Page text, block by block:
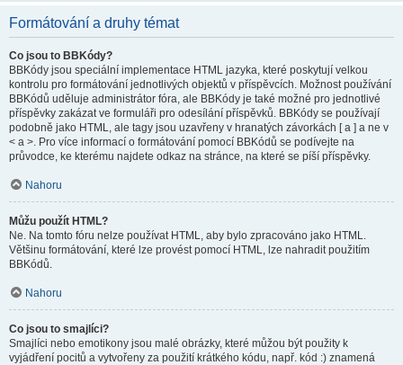
Formátování a druhy témat
Co jsou to BBKódy?
BBKódy jsou speciální implementace HTML jazyka, které poskytují velkou
kontrolu pro formátování jednotlivých objektů v příspěvcích. Možnost používání
BBKódů uděluje administrátor fóra, ale BBKódy je také možné pro jednotlivé
příspěvky zakázat ve formuláři pro odesílání příspěvků. BBKódy se používají
podobně jako HTML, ale tagy jsou uzavřeny v hranatých závorkách [ a ] a ne v
< a >. Pro více informací o formátování pomocí BBKódů se podívejte na
průvodce, ke kterému najdete odkaz na stránce, na které se píší příspěvky.
Nahoru
Můžu použít HTML?
Ne. Na tomto fóru nelze používat HTML, aby bylo zpracováno jako HTML.
Většinu formátování, které lze provést pomocí HTML, lze nahradit použitím
BBKódů.
Nahoru
Co jsou to smajlíci?
Smajlíci nebo emotikony jsou malé obrázky, které můžou být použity k
vyjádření pocitů a vytvořeny za použití krátkého kódu, např. kód :) znamená